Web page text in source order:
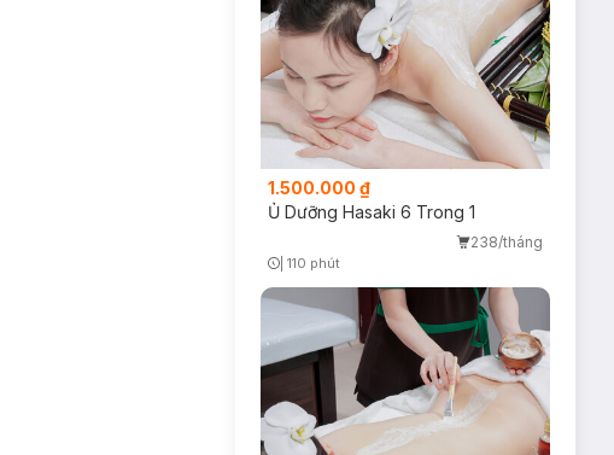
1.500.000 ₫
Ủ Dưỡng Hasaki 6 Trong 1
238/tháng
Timer Gray Icon
|110 phút